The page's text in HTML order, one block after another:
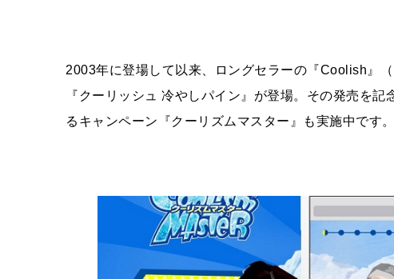
2003年に登場して以来、ロングセラーの『Coolish』
『クーリッシュ 冷やしパイン』が登場。その発売を
るキャンペーン『クーリズムマスター』も実施中です。